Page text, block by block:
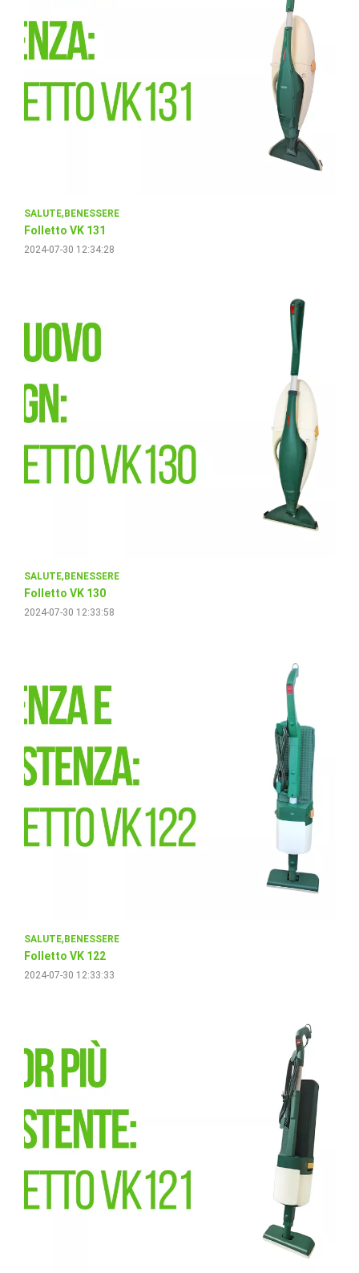
SALUTE BENESSERE
Folletto VK 131
2024-07-30 12:34:28
SALUTE BENESSERE
Folletto VK 130
2024-07-30 12:33:58
SALUTE BENESSERE
Folletto VK 122
2024-07-30 12:33:33